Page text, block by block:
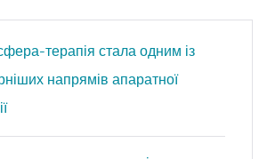
терапія стала одним із
напрямів апаратної